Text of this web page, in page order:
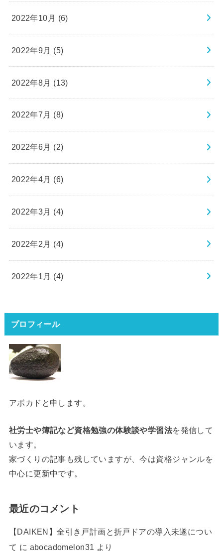
2022年10月 (6)
2022年9月 (5)
2022年8月 (13)
2022年7月 (8)
2022年6月 (2)
2022年4月 (6)
2022年3月 (4)
2022年2月 (4)
2022年1月 (4)
プロフィール
アボカドと申します。
社労士や簿記など資格勉強の体験談や学習法を発信して
います。
家づくりの記事も残していますが、今は資格ジャンルを
中心に更新中です。
最近のコメント
【DAIKEN】全引き戸計画と折戸ドアの導入未遂につい
て に abocadomelon31 より